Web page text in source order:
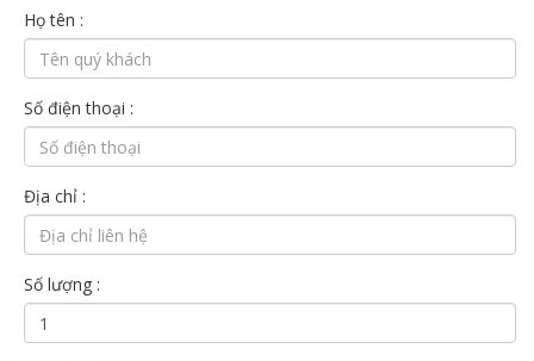
Họ tên :
Số điện thoại :
Địa chỉ :
Số lượng :